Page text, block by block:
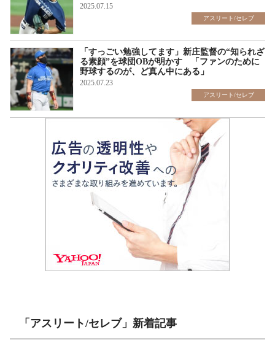
2025.07.15
アスリート/セレブ
「すっごい勉強してます」新庄監督の“知られざ
る素顔”を球団OBが明かす 「ファンのために
野球するのが、ど真ん中にある」
2025.07.23
アスリート/セレブ
「アスリート/セレブ」新着記事